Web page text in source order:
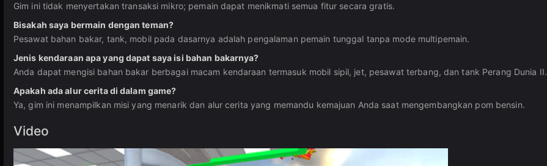
Gim ini tidak menyertakan transaksi mikro; pemain dapat menikmati semua fitur secara gratis.
Bisakah saya bermain dengan teman?
Pesawat bahan bakar, tank, mobil pada dasarnya adalah pengalaman pemain tunggal tanpa mode multipemain.
Jenis kendaraan apa yang dapat saya isi bahan bakarnya?
Anda dapat mengisi bahan bakar berbagai macam kendaraan termasuk mobil sipil, jet, pesawat terbang, dan tank Perang Dunia II.
Apakah ada alur cerita di dalam game?
Ya, gim ini menampilkan misi yang menarik dan alur cerita yang memandu kemajuan Anda saat mengembangkan pom bensin.
Video